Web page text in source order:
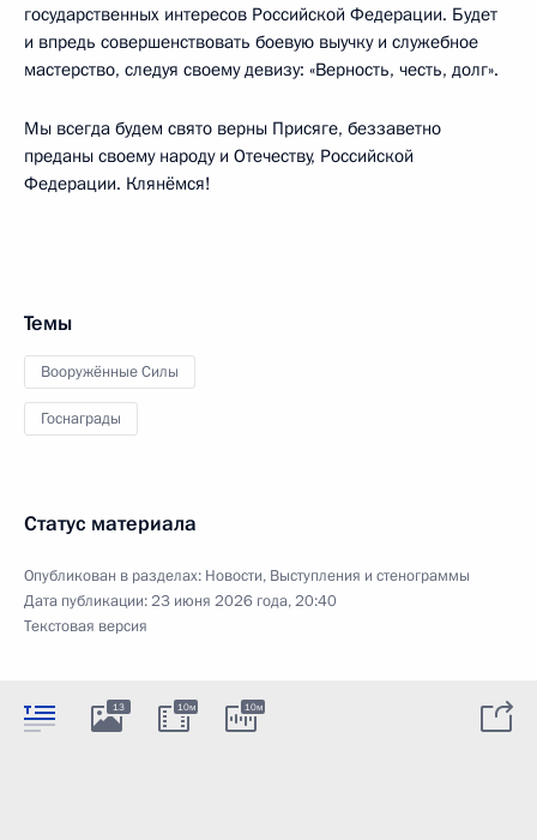
государственных интересов Российской Федерации. Будет
и впредь совершенствовать боевую выучку и служебное
мастерство, следуя своему девизу: «Верность, честь, долг».
Мы всегда будем свято верны Присяге, беззаветно
преданы своему народу и Отечеству, Российской
Федерации. Клянёмся!
Темы
Вооружённые Силы
Госнаграды
Статус материала
Опубликован в разделах: Новости, Выступления и стенограммы
Дата публикации:23 июня 2026 года, 20:40
Текстовая версия
13 10м 10м